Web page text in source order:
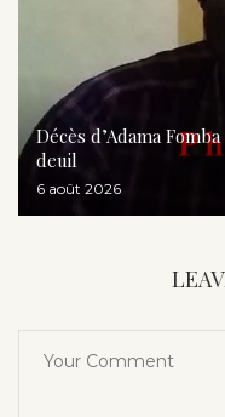
Décès d’Adama
deuil
6 août 2026